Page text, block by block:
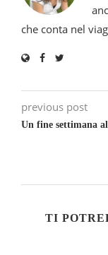
che conta nel
previous post
Un fine settimana
TI